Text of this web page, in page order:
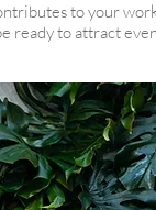
to your
ready to attract